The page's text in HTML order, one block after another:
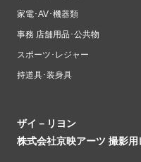
家電･AV･機器類
事務 店舗用品･公共物
スポーツ･レジャー
持道具･装身具
ザイ－リヨン
株式会社京映アーツ 撮影用